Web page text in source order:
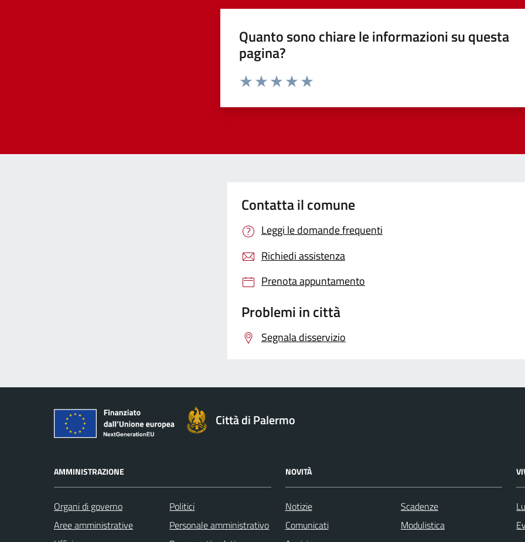
Quanto sono chiare le informazioni su questa
pagina?
Contatta il comune
Leggi le domande frequenti
Richiedi assistenza
Prenota appuntamento
Problemi in città
Segnala disservizio
Città di Palermo
AMMINISTRAZIONE
Organi di governo
Aree amministrative
Politici
Personale amministrativo
NOVITÀ
Notizie
Comunicati
Scadenze
Modulistica